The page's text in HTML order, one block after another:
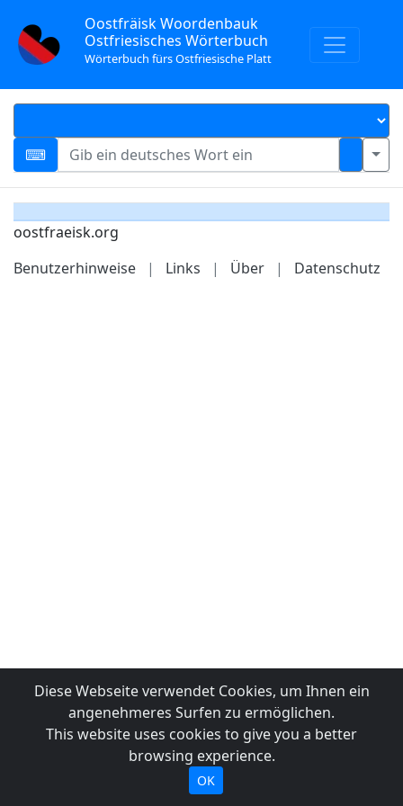
Oostfräisk Woordenbauk
Ostfriesisches Wörterbuch
Wörterbuch fürs Ostfriesische Platt
oostfraeisk.org
Benutzerhinweise
| Links | Über | Datenschutz
Diese Webseite verwendet Cookies, um Ihnen ein
angenehmeres Surfen zu ermöglichen.
This website uses cookies to give you a better
browsing experience.
OK